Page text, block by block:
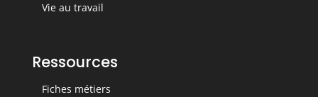
Vie au travail
Ressources
Fiches métiers